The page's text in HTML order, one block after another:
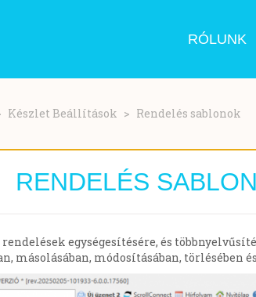
RÓLUNK
Készlet Beállítások Rendelés sablonok
RENDELÉS
egységesítésére, és
másolásában, módosításában, törlésében